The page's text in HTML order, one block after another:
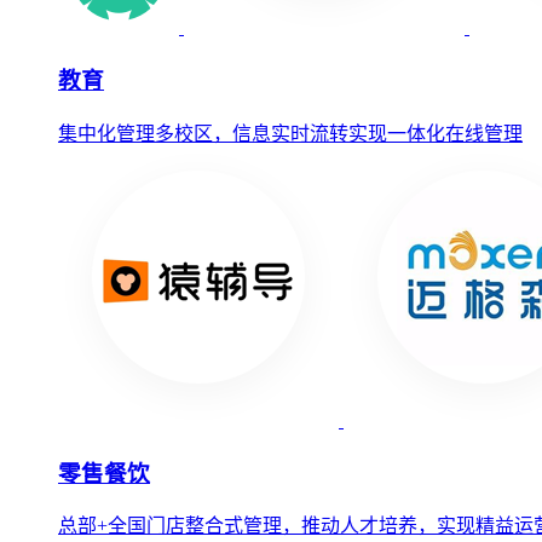
教育
集中化管理多校区，信息实时流转实现一体化在线管理
零售餐饮
总部+全国门店整合式管理，推动人才培养，实现精益运